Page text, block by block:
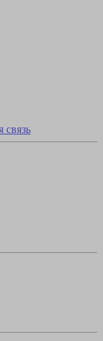
связь